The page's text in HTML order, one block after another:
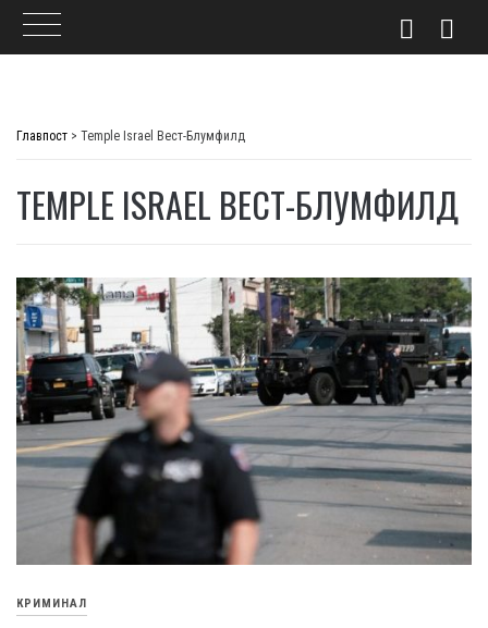
Главпост > Temple Israel Вест-Блумфилд
TEMPLE ISRAEL ВЕСТ-БЛУМФИЛД
КРИМИНАЛ